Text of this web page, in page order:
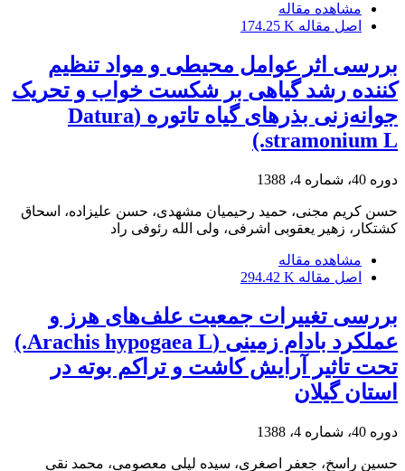
مشاهده مقاله
اصل مقاله 174.25 K
بررسی اثر عوامل محیطی و مواد تنظیم
کننده رشد گیاهی بر شکست خواب و تحریک
جوانه‌زنی بذرهای گیاه تاتوره (Datura
stramonium L.)
دوره 40، شماره 4، 1388
حسن کریم مجنی، حمید رحیمیان مشهدی، حسن علیزاده، اسحاق
کشتکار، زهیر یعقوبی اشرفی، ولی الله رئوفی راد
مشاهده مقاله
اصل مقاله 294.42 K
بررسی تغییرات جمعیت علف‌های هرز و
عملکرد بادام زمینی (Arachis hypogaea L.)
تحت تاثیر آرایش کاشت و تراکم بوته در
استان گیلان
دوره 40، شماره 4، 1388
حسین راسخ، جعفر اصغری، سیده لیلی معصومی، محمد نقی